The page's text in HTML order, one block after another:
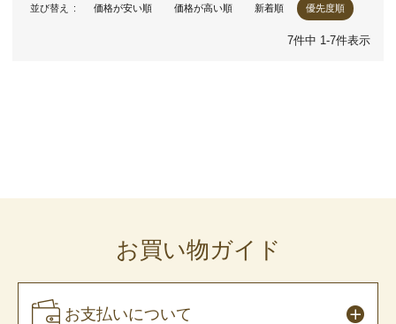
並び替え 価格が安い順 価格が高い順 新着順 優先度順
7件中 1-7件表示
お買い物ガイド
お支払いについて